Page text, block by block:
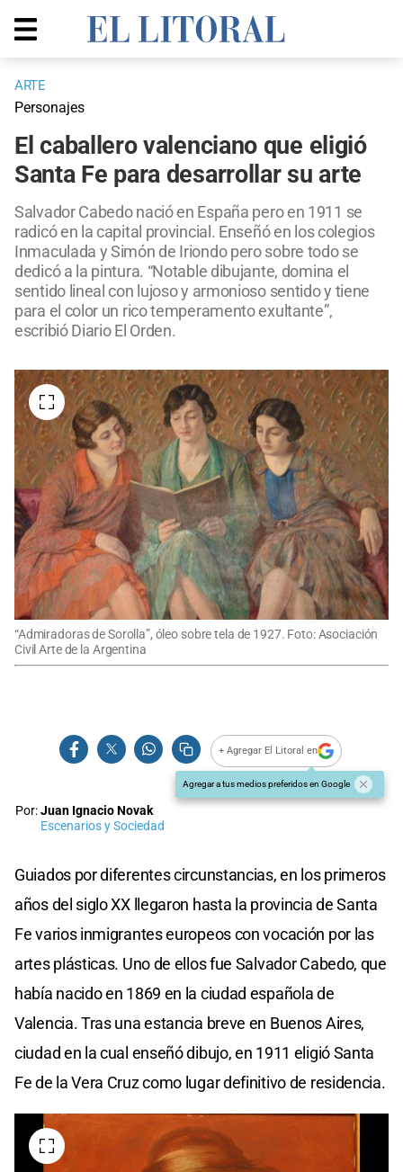
ARTE
Personajes
El caballero valenciano que eligió
Santa Fe para desarrollar su arte
Salvador Cabedo nació en España pero en 1911 se
radicó en la capital provincial. Enseñó en los colegios
Inmaculada y Simón de Iriondo pero sobre todo se
dedicó a la pintura. “Notable dibujante, domina el
sentido lineal con lujoso y armonioso sentido y tiene
para el color un rico temperamento exultante”,
escribió Diario El Orden.
“Admiradoras de Sorolla”, óleo sobre tela de 1927. Foto: Asociación
Civil Arte de la Argentina
+ Agregar El Litoral en
Agregar a tus medios preferidos en Google
Por:Juan Ignacio Novak
Escenarios y Sociedad
Guiados por diferentes circunstancias, en los primeros
años del siglo XX llegaron hasta la provincia de Santa
Fe varios inmigrantes europeos con vocación por las
artes plásticas. Uno de ellos fue Salvador Cabedo, que
había nacido en 1869 en la ciudad española de
Valencia. Tras una estancia breve en Buenos Aires,
ciudad en la cual enseñó dibujo, en 1911 eligió Santa
Fe de la Vera Cruz como lugar definitivo de residencia.